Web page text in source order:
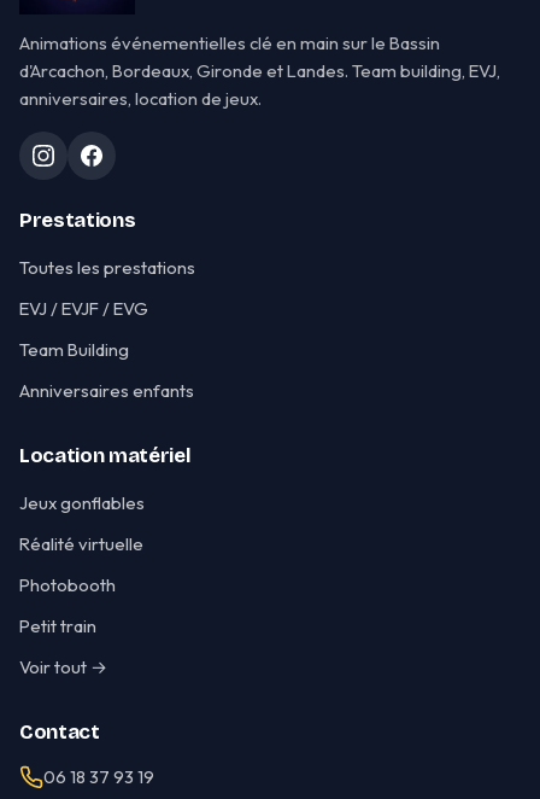
Animations événementielles clé en main sur le Bassin
d'Arcachon, Bordeaux, Gironde et Landes. Team building, EVJ,
anniversaires, location de jeux.
Prestations
Toutes les prestations
EVJ / EVJF / EVG
Team Building
Anniversaires enfants
Location matériel
Jeux gonflables
Réalité virtuelle
Photobooth
Petit train
Voir tout →
Contact
06 18 37 93 19